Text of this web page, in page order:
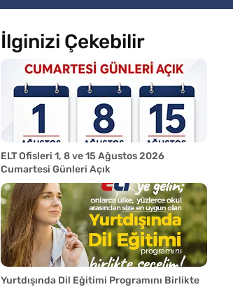
İlginizi Çekebilir
ELT Ofisleri 1, 8 ve 15 Ağustos 2026
Cumartesi Günleri Açık
Yurtdışında Dil Eğitimi Programını Birlikte